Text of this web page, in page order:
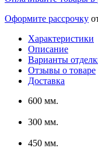
Оформите рассрочку
Характеристики
Описание
Варианты
Отзывы о товаре
Доставка
600 мм.
300 мм.
450 мм.